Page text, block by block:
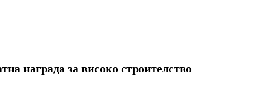
награда за високо строителство